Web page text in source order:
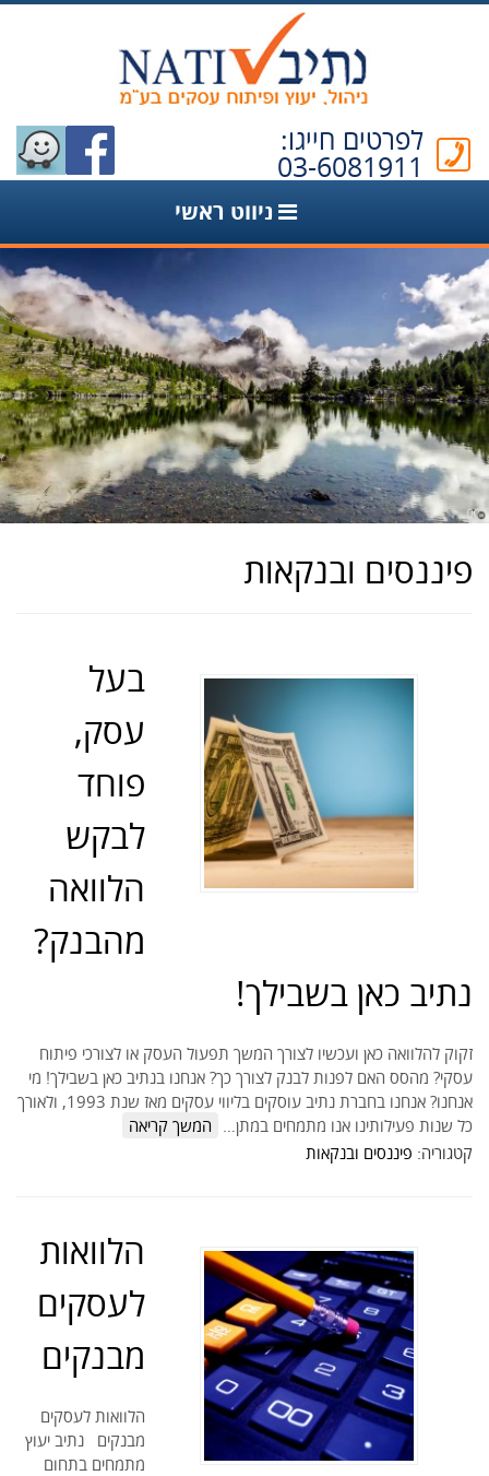
לפרטים חייגו:
03-6081911
ניווט ראשי
פיננסים ובנקאות
בעל
עסק,
פוחד
לבקש
הלוואה
מהבנק?
נתיב כאן בשבילך!
זקוק להלוואה כאן ועכשיו לצורך המשך תפעול העסק או לצורכי פיתוח
עסקי? מהסס האם לפנות לבנק לצורך כך? אנחנו בנתיב כאן בשבילך! מי
אנחנו? אנחנו בחברת נתיב עוסקים בליווי עסקים מאז שנת 1993, ולאורך
כל שנות פעילותינו אנו מתמחים במתן… המשך קריאה
קטגוריה: פיננסים ובנקאות
הלוואות
לעסקים
מבנקים
הלוואות לעסקים
מבנקים נתיב יעוץ
מתמחים בתחום